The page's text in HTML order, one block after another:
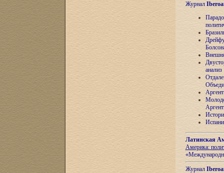
Журнал
анализ
Латинская
Америка:
Журнал